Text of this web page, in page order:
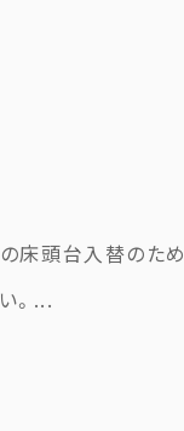
床頭台入替のた
。...